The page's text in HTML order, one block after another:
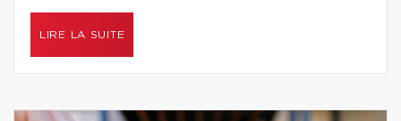
LIRE LA SUITE